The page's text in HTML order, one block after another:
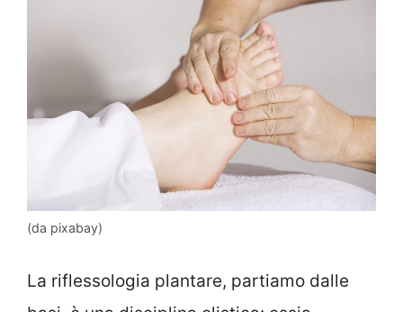
(da pixabay)
La riflessologia plantare, partiamo dalle